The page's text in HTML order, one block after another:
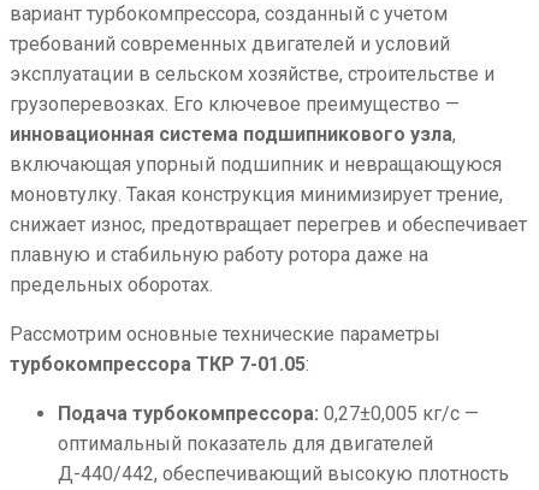
вариант турбокомпрессора, созданный с учетом
требований современных двигателей и условий
эксплуатации в сельском хозяйстве, строительстве и
грузоперевозках. Его ключевое преимущество —
инновационная система подшипникового узла,
включающая упорный подшипник и невращающуюся
моновтулку. Такая конструкция минимизирует трение,
снижает износ, предотвращает перегрев и обеспечивает
плавную и стабильную работу ротора даже на
предельных оборотах.
Рассмотрим основные технические параметры
турбокомпрессора ТКР 7-01.05:
Подача турбокомпрессора: 0,27±0,005 кг/с —
оптимальный показатель для двигателей
Д-440/442, обеспечивающий высокую плотность